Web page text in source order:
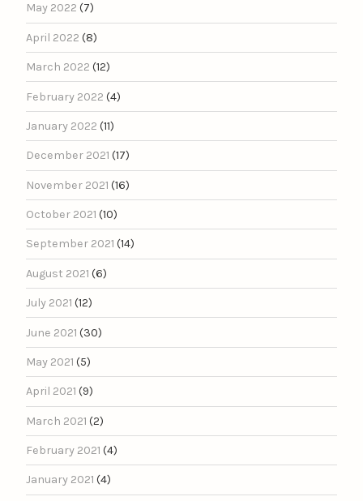
May 2022 (7)
April 2022 (8)
March 2022 (12)
February 2022 (4)
January 2022 (11)
December 2021 (17)
November 2021 (16)
October 2021 (10)
September 2021 (14)
August 2021 (6)
July 2021 (12)
June 2021 (30)
May 2021 (5)
April 2021 (9)
March 2021 (2)
February 2021 (4)
January 2021 (4)